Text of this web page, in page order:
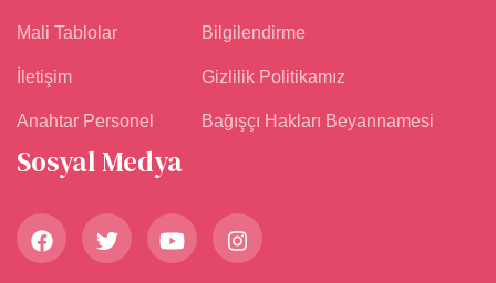
Mali Tablolar
İletişim
Anahtar Personel
Bilgilendirme
Gizlilik Politikamız
Bağışçı Hakları Beyannamesi
Sosyal Medya